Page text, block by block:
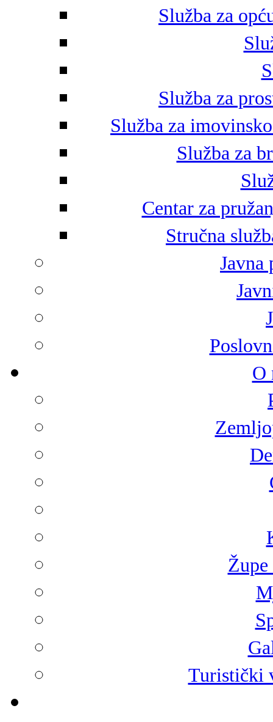
Služba za
Služba za
Služba za
Služba za
Centar za
Stručna
Javna
O
Turistički